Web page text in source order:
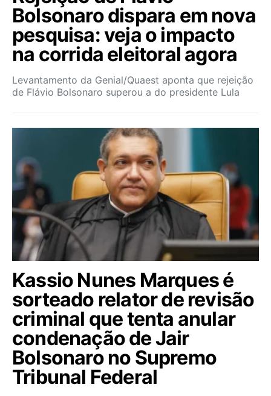
Bolsonaro dispara em nova
pesquisa: veja o impacto
na corrida eleitoral agora
Levantamento da Genial/Quaest aponta que rejeição
de Flávio Bolsonaro superou a do presidente Lula
Kassio Nunes Marques é
sorteado relator de revisão
criminal que tenta anular
condenação de Jair
Bolsonaro no Supremo
Tribunal Federal